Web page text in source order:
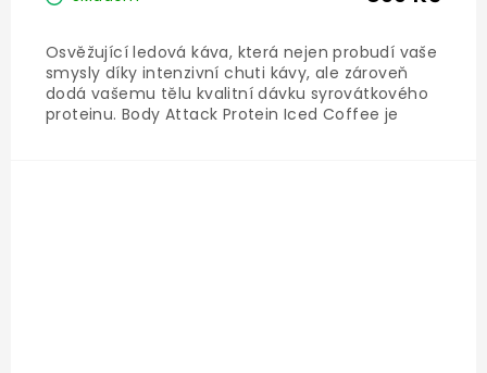
Osvěžující ledová káva, která nejen probudí vaše
smysly díky intenzivní chuti kávy, ale zároveň
dodá vašemu tělu kvalitní dávku syrovátkového
proteinu. Body Attack Protein Iced Coffee je